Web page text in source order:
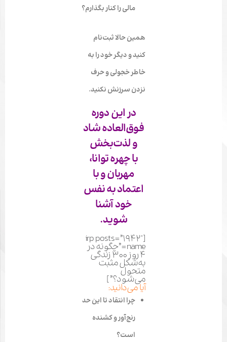
مالی را کنار بگذارم؟
همین حالا ثبت‌نام
کنید و دیگر خود را به
خاطر خجولی و حرف
نزدن سرزنش نکنید.
در این دوره
فوق‌العاده شاد
و لذت‌بخش
با چهره توانا،
مهربان و با
اعتماد به‌ نفس
خود آشنا
شوید.
[irp posts=”1942″
name=”چگونه در
۴ روز ۳۰۰ زندگی
به‌شکل مثبت
متحول
می‌شود؟”]
آیا می‌دانید:
چرا انتقاد تا این حد
رنج‌آور و کشنده
است؟